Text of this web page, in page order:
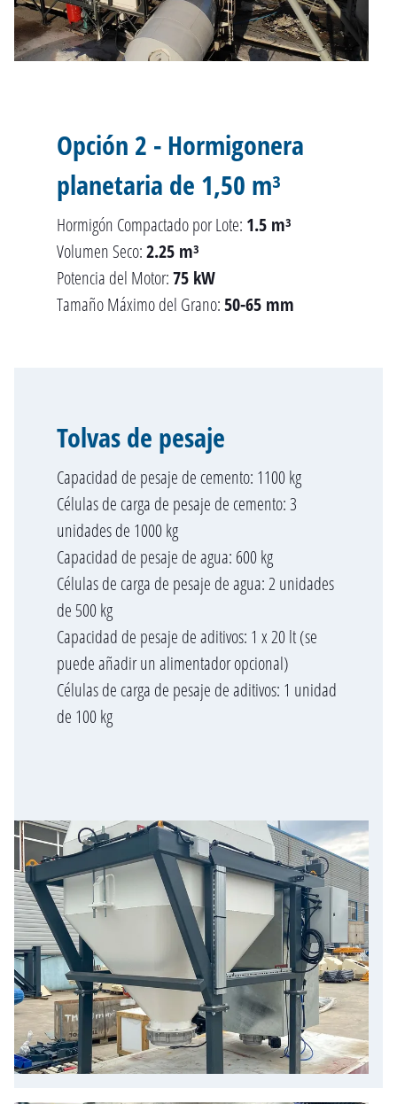
Opción 2 - Hormigonera
planetaria de 1,50 m³
Hormigón Compactado por Lote: 1.5 m³
Volumen Seco:2.25 m³
Potencia del Motor:75 kW
Tamaño Máximo del Grano:50-65 mm
Tolvas de pesaje
Capacidad de pesaje de cemento: 1100 kg
Células de carga de pesaje de cemento: 3
unidades de 1000 kg
Capacidad de pesaje de agua: 600 kg
Células de carga de pesaje de agua: 2 unidades
de 500 kg
Capacidad de pesaje de aditivos: 1 x 20 lt (se
puede añadir un alimentador opcional)
Células de carga de pesaje de aditivos: 1 unidad
de 100 kg